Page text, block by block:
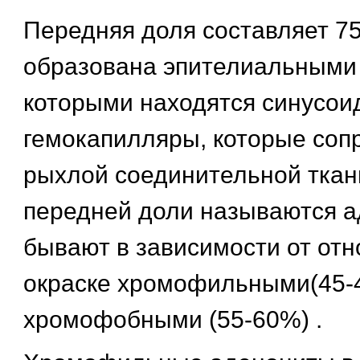
Передняя доля составляет
образована
которыми находятся
гемокапилляры, которые
рыхлой соединительной
передней доли называются
бывают в зависимости от
окраске хромофильными(45-
хромофобными (55-60%) .